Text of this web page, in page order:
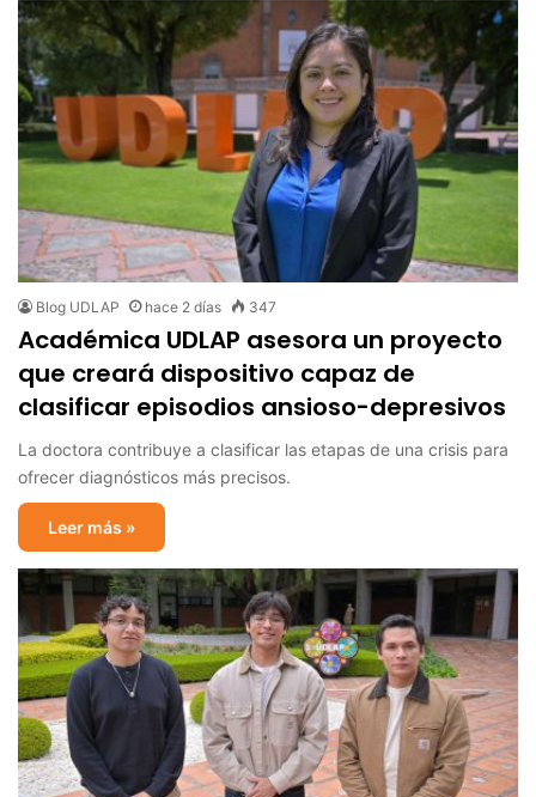
Blog UDLAP hace 2 días 347
Académica UDLAP asesora un proyecto
que creará dispositivo capaz de
clasificar episodios ansioso-depresivos
La doctora contribuye a clasificar las etapas de una crisis para
ofrecer diagnósticos más precisos.
Leer más »